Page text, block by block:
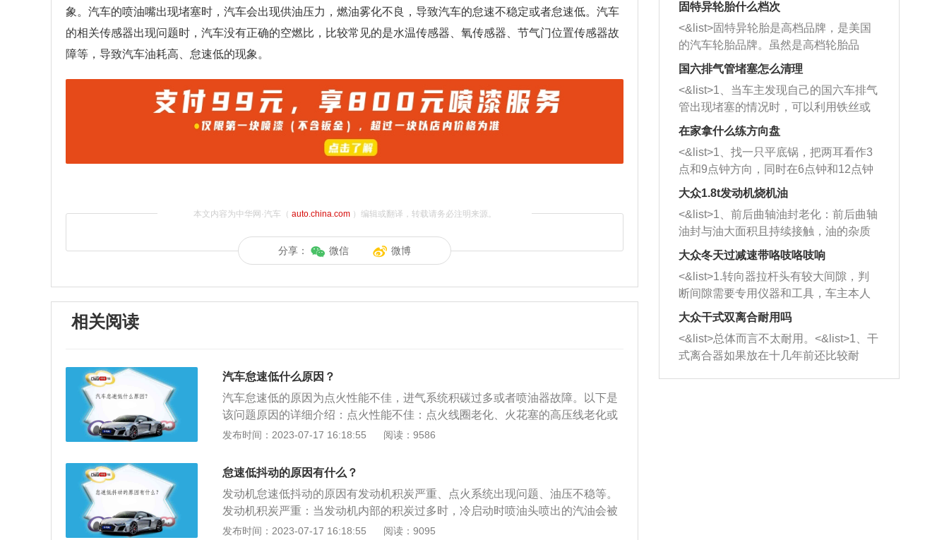
象。汽车的喷油嘴出现堵塞时，汽车会出现供油压力，燃油雾化不良，导致汽车的怠速不稳定或者怠速低。汽车
的相关传感器出现问题时，汽车没有正确的空燃比，比较常见的是水温传感器、氧传感器、节气门位置传感器故
障等，导致汽车油耗高、怠速低的现象。
本文内容为中华网·汽车（ auto.china.com）编辑或翻译，转载请务必注明来源。
分享： 微信 微博
相关阅读
汽车怠速低什么原因？
汽车怠速低的原因为点火性能不佳，进气系统积碳过多或者喷油器故障。以下是
该问题原因的详细介绍：点火性能不佳：点火线圈老化、火花塞的高压线老化或
者漏电，导致点火能量降低，出现怠速不稳，容易熄火的情况。进气系统积碳：
喷油孔被积碳堵塞后引起汽油雾化不良，致使混合气过稀导致现象发生。
发布时间：2023-07-17 16:18:55 阅读：9586
怠速低抖动的原因有什么？
发动机怠速低抖动的原因有发动机积炭严重、点火系统出现问题、油压不稳等。
发动机积炭严重：当发动机内部的积炭过多时，冷启动时喷油头喷出的汽油会被
积炭大量吸收，导致冷启动的混合气过稀，使得启动困难，此时只有等到积炭吸
发布时间：2023-07-17 16:18:55 阅读：9095
固特异轮胎什么档次
<&list>固特异轮胎是高档品牌，是美国
的汽车轮胎品牌。虽然是高档轮胎品
牌，但是中高低端的轮胎都有生产，这
也是为了更好的开拓市场。
国六排气管堵塞怎么清理
<&list>1、当车主发现自己的国六车排气
管出现堵塞的情况时，可以利用铁丝或
者是细棍，直接将杂物给取出来，如果
堵塞情况比较严重，也可以采取应急措
施。 <&list>2、直接利用木棍将所有的
杂物推到排气管里面的位置处，然后将
三元催化器拆解开，就可以将堵塞的东
西取出来。但如果是因为积碳过多引起
的堵塞，就需要将三元催化器泡在草酸
洗剂对堵塞的情况得到解决，将清洗剂
放在燃油箱中，与燃油混合后，车辆启
动时，就可以和汽油一起进入到燃烧
室，最后形成废气排出，就可以让三元
催化器得到清洗，排气管堵塞的情况就
能够得到解决。
在家拿什么练方向盘
<&list>1、找一只平底锅，把两耳看作3
点和9点钟方向，同时在6点钟和12点钟
方向做一个标记。 <&list>2、双手握住
一圈半的练习，往右同样也要打相同的
圈数。 <&list>3、最后强调要反复练
习，这样就可以形成肌肉记忆，在真实
驾驶车辆时，不需要记忆也能打好方
向。
大众1.8t发动机烧机油
<&list>1、前后曲轴油封老化：前后曲轴
油封与油大面积且持续接触，油的杂质
和发动机内持续温度变化使其密封效果
逐渐减弱，导致渗油或漏油。<&list>2、
活塞间隙过大：积碳会使活塞环与缸体
的间隙扩大，导致机油流入燃烧室中，
造成烧机油。<&list>3、机油粘度。使用
机油粘度过小的话，同样会有烧机油现
象，机油粘度过小具有很好的流动性，
大众冬天过减速带咯吱咯吱响
<&list>1.转向器拉杆头有较大间隙，判
断间隙需要专用仪器和工具，车主本人
无法制作，需要将车辆送到修理厂或4s
店；<&list>2.车辆半轴套管防尘罩破
裂，破裂后会出现漏油现象，使半轴磨
损严重，磨损的半轴容易损坏，产生异
响；<&list>3.稳定器的转向胶套和球头
大众干式双离合耐用吗
<&list>总体而言不太耐用。<&list>1、干
式离合器如果放在十几年前还比较耐